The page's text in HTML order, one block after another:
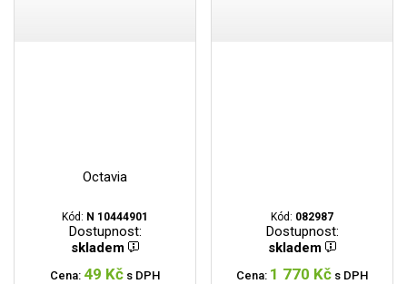
Octavia
Kód: N 10444901
Dostupnost:
skladem
Cena: 49 Kč s DPH
Kód: 082987
Dostupnost:
skladem
Cena: 1 770 Kč s DPH